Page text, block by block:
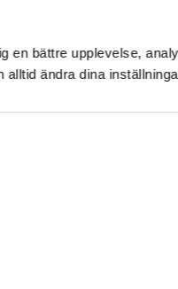
en bättre upplevelse,
ändra dina